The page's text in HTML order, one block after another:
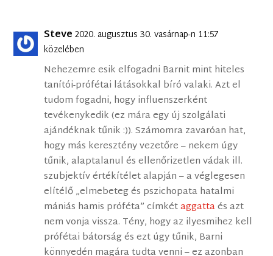
Steve 2020. augusztus 30. vasárnap-n 11:57
közelében
Nehezemre esik elfogadni Barnit mint hiteles
tanítói-prófétai látásokkal bíró valaki. Azt el
tudom fogadni, hogy influenszerként
tevékenykedik (ez mára egy új szolgálati
ajándéknak tűnik :)). Számomra zavaróan hat,
hogy más keresztény vezetőre – nekem úgy
tűnik, alaptalanul és ellenőrizetlen vádak ill.
szubjektív értékítélet alapján – a véglegesen
elítélő „elmebeteg és pszichopata hatalmi
mániás hamis próféta” címkétaggattaés azt
nem vonja vissza. Tény, hogy az ilyesmihez kell
prófétai bátorság és ezt úgy tűnik, Barni